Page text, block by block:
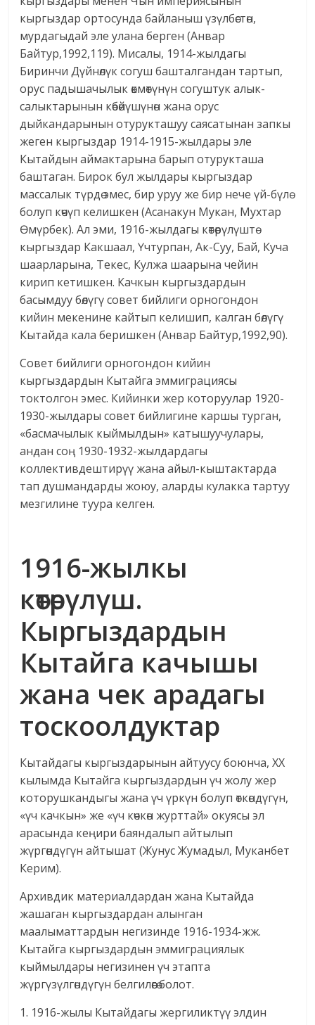
кыргыздар ортосунда байланыш үзүлбөстөн,
мурдагыдай эле улана берген (Анвар
Байтур,1992,119). Мисалы, 1914-жылдагы
Биринчи Дүйнөлүк согуш башталгандан тартып,
орус падышачылык өкмөтүнүн согуштук алык-
салыктарынын көбөйүшүнөн жана орус
дыйкандарынын отурукташуу саясатынан запкы
жеген кыргыздар 1914-1915-жылдары эле
Кытайдын аймактарына барып отурукташа
баштаган. Бирок бул жылдары кыргыздар
массалык түрдө эмес, бир уруу же бир нече үй-бүлө
болуп көчүп келишкен (Асанакун Мукан, Мухтар
Өмүрбек). Ал эми, 1916-жылдагы көтөрүлүштө
кыргыздар Какшаал, Үчтурпан, Ак-Суу, Бай, Куча
шаарларына, Текес, Кулжа шаарына чейин
кирип кетишкен. Качкын кыргыздардын
басымдуу бөлүгү совет бийлиги орногондон
кийин мекенине кайтып келишип, калган бөлүгү
Кытайда кала беришкен (Анвар Байтур,1992,90).
Совет бийлиги орногондон кийин
кыргыздардын Кытайга эммиграциясы
токтолгон эмес. Кийинки жер которуулар 1920-
1930-жылдары совет бийлигине каршы турган,
«басмачылык кыймылдын» катышуучулары,
андан соң 1930-1932-жылдардагы
коллективдештирүү жана айыл-кыштактарда
тап душмандарды жоюу, аларды кулакка тартуу
мезгилине туура келген.
1916-жылкы
көтөрγлγш.
Кыргыздардын
Кытайга качышы
жана чек арадагы
тоскоолдуктар
Кытайдагы кыргыздарынын айтуусу боюнча, XX
кылымда Кытайга кыргыздардын үч жолу жер
которушкандыгы жана үч үркүн болуп өткөндүгүн,
«үч качкын» же «үч көчкөн журттай» окуясы эл
арасында кеңири баяндалып айтылып
жүргөндүгүн айтышат (Жунус Жумадыл, Муканбет
Керим).
Архивдик материалдардан жана Кытайда
жашаган кыргыздардан алынган
маалыматтардын негизинде 1916-1934-жж.
Кытайга кыргыздардын эммиграциялык
кыймылдары негизинен үч этапта
жүргүзүлгөндүгүн белгилөөгө болот.
1. 1916-жылы Кытайдагы жергиликтүү элдин